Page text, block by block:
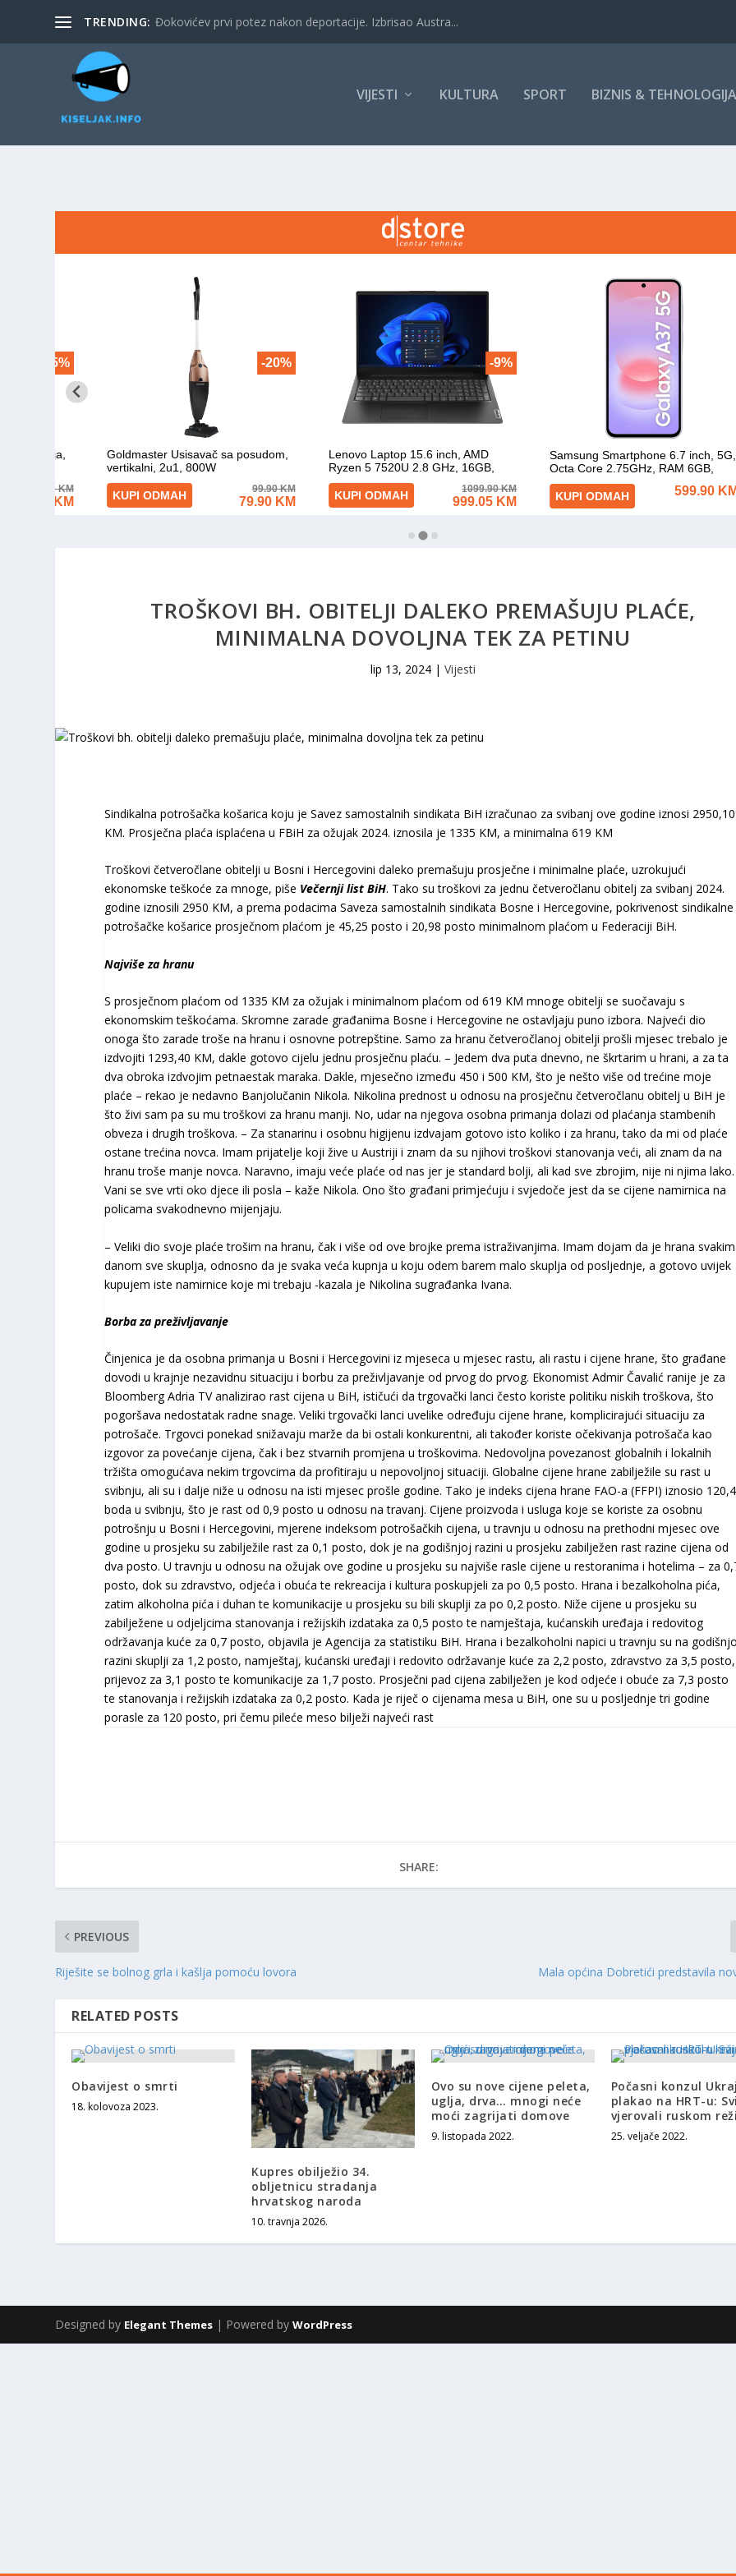
TRENDING: Đokovićev prvi potez nakon deportacije. Izbrisao Austra...
VIJESTI KULTURA SPORT BIZNIS & TEHNOLOGIJA
TROŠKOVI BH. OBITELJI DALEKO PREMAŠUJU PLAĆE,
MINIMALNA DOVOLJNA TEK ZA PETINU
lip 13, 2024| Vijesti
Sindikalna potrošačka košarica koju je Savez samostalnih sindikata BiH izračunao za svibanj ove godine iznosi 2950,10
KM. Prosječna plaća isplaćena u FBiH za ožujak 2024. iznosila je 1335 KM, a minimalna 619 KM
Troškovi četveročlane obitelji u Bosni i Hercegovini daleko premašuju prosječne i minimalne plaće, uzrokujući
ekonomske teškoće za mnoge, piše Večernji list BiH. Tako su troškovi za jednu četveročlanu obitelj za svibanj 2024.
godine iznosili 2950 KM, a prema podacima Saveza samostalnih sindikata Bosne i Hercegovine, pokrivenost sindikalne
potrošačke košarice prosječnom plaćom je 45,25 posto i 20,98 posto minimalnom plaćom u Federaciji BiH.
Najviše za hranu
S prosječnom plaćom od 1335 KM za ožujak i minimalnom plaćom od 619 KM mnoge obitelji se suočavaju s
ekonomskim teškoćama. Skromne zarade građanima Bosne i Hercegovine ne ostavljaju puno izbora. Najveći dio
onoga što zarade troše na hranu i osnovne potrepštine. Samo za hranu četveročlanoj obitelji prošli mjesec trebalo je
izdvojiti 1293,40 KM, dakle gotovo cijelu jednu prosječnu plaću. – Jedem dva puta dnevno, ne škrtarim u hrani, a za ta
dva obroka izdvojim petnaestak maraka. Dakle, mjesečno između 450 i 500 KM, što je nešto više od trećine moje
plaće – rekao je nedavno Banjolučanin Nikola. Nikolina prednost u odnosu na prosječnu četveročlanu obitelj u BiH je
što živi sam pa su mu troškovi za hranu manji. No, udar na njegova osobna primanja dolazi od plaćanja stambenih
obveza i drugih troškova. – Za stanarinu i osobnu higijenu izdvajam gotovo isto koliko i za hranu, tako da mi od plaće
ostane trećina novca. Imam prijatelje koji žive u Austriji i znam da su njihovi troškovi stanovanja veći, ali znam da na
hranu troše manje novca. Naravno, imaju veće plaće od nas jer je standard bolji, ali kad sve zbrojim, nije ni njima lako.
Vani se sve vrti oko djece ili posla – kaže Nikola. Ono što građani primjećuju i svjedoče jest da se cijene namirnica na
policama svakodnevno mijenjaju.
– Veliki dio svoje plaće trošim na hranu, čak i više od ove brojke prema istraživanjima. Imam dojam da je hrana svakim
danom sve skuplja, odnosno da je svaka veća kupnja u koju odem barem malo skuplja od posljednje, a gotovo uvijek
kupujem iste namirnice koje mi trebaju -kazala je Nikolina sugrađanka Ivana.
Borba za preživljavanje
Činjenica je da osobna primanja u Bosni i Hercegovini iz mjeseca u mjesec rastu, ali rastu i cijene hrane, što građane
dovodi u krajnje nezavidnu situaciju i borbu za preživljavanje od prvog do prvog. Ekonomist Admir Čavalić ranije je za
Bloomberg Adria TV analizirao rast cijena u BiH, ističući da trgovački lanci često koriste politiku niskih troškova, što
pogoršava nedostatak radne snage. Veliki trgovački lanci uvelike određuju cijene hrane, komplicirajući situaciju za
potrošače. Trgovci ponekad snižavaju marže da bi ostali konkurentni, ali također koriste očekivanja potrošača kao
izgovor za povećanje cijena, čak i bez stvarnih promjena u troškovima. Nedovoljna povezanost globalnih i lokalnih
tržišta omogućava nekim trgovcima da profitiraju u nepovoljnoj situaciji. Globalne cijene hrane zabilježile su rast u
svibnju, ali su i dalje niže u odnosu na isti mjesec prošle godine. Tako je indeks cijena hrane FAO-a (FFPI) iznosio 120,4
boda u svibnju, što je rast od 0,9 posto u odnosu na travanj. Cijene proizvoda i usluga koje se koriste za osobnu
potrošnju u Bosni i Hercegovini, mjerene indeksom potrošačkih cijena, u travnju u odnosu na prethodni mjesec ove
godine u prosjeku su zabilježile rast za 0,1 posto, dok je na godišnjoj razini u prosjeku zabilježen rast razine cijena od
dva posto. U travnju u odnosu na ožujak ove godine u prosjeku su najviše rasle cijene u restoranima i hotelima – za
posto, dok su zdravstvo, odjeća i obuća te rekreacija i kultura poskupjeli za po 0,5 posto. Hrana i bezalkoholna pića,
zatim alkoholna pića i duhan te komunikacije u prosjeku su bili skuplji za po 0,2 posto. Niže cijene u prosjeku su
zabilježene u odjeljcima stanovanja i režijskih izdataka za 0,5 posto te namještaja, kućanskih uređaja i redovitog
održavanja kuće za 0,7 posto, objavila je Agencija za statistiku BiH. Hrana i bezalkoholni napici u travnju su na
razini skuplji za 1,2 posto, namještaj, kućanski uređaji i redovito održavanje kuće za 2,2 posto, zdravstvo za 3,5 posto,
prijevoz za 3,1 posto te komunikacije za 1,7 posto. Prosječni pad cijena zabilježen je kod odjeće i obuće za 7,3 posto
te stanovanja i režijskih izdataka za 0,2 posto. Kada je riječ o cijenama mesa u BiH, one su u posljednje tri godine
porasle za 120 posto, pri čemu pileće meso bilježi najveći rast
SHARE:
PREVIOUS
Riješite se bolnog grla i kašlja pomoću lovora Mala općina Dobretići predstavila
RELATED POSTS
Obavijest o smrti
18. kolovoza 2023.
Kupres obilježio 34.
obljetnicu stradanja
hrvatskog naroda
10. travnja 2026.
Ovo su nove cijene peleta,
uglja, drva… mnogi neće
moći zagrijati domove
9. listopada 2022.
Počasni konzul
plakao na HRT-u:
vjerovali ruskom
25. veljače 2022.
Designed by Elegant Themes | Powered byWordPress